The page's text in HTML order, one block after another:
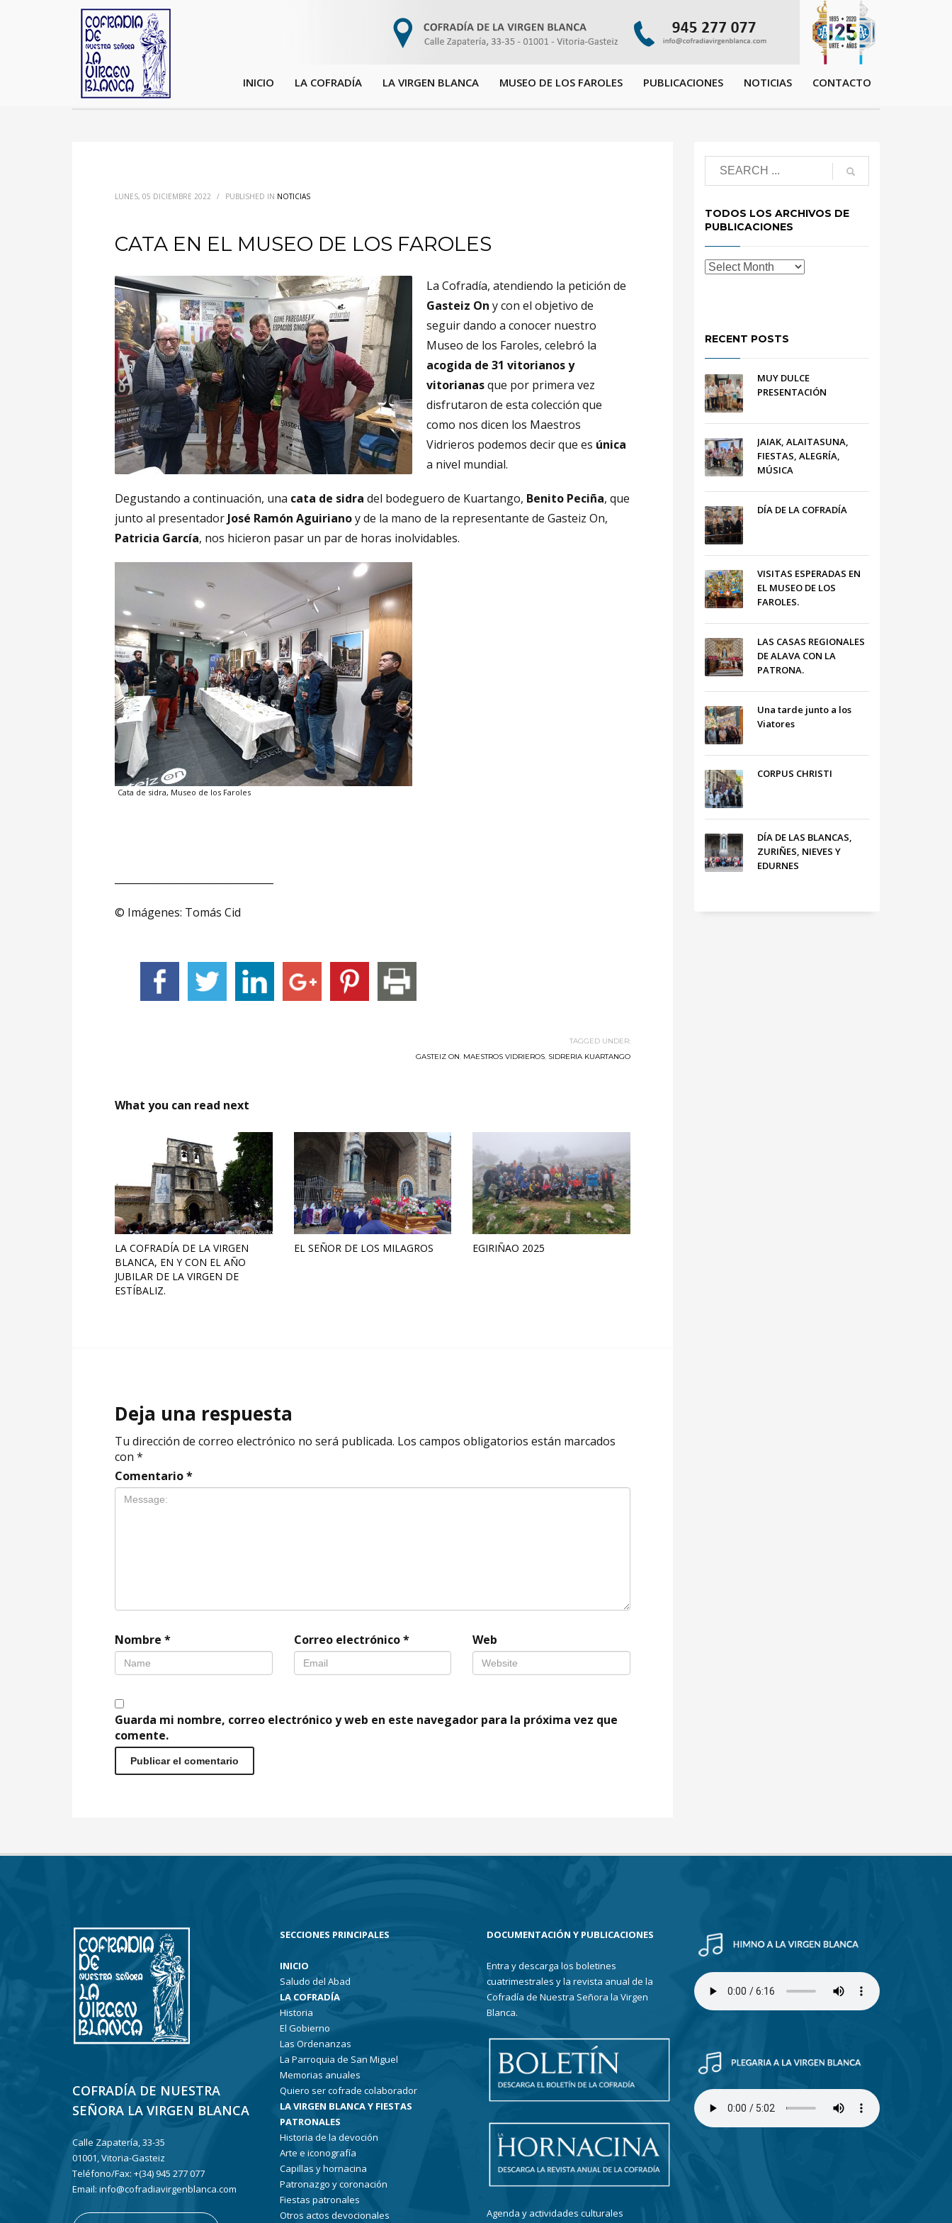
INICIO LA COFRADÍA LA VIRGEN BLANCA MUSEO DE LOS FAROLES PUBLICACIONES NOTICIAS CONTACTO
LUNES, 05 DICIEMBRE 2022 / PUBLISHED IN NOTICIAS
CATA EN EL MUSEO DE LOS FAROLES
La Cofradía, atendiendo la petición de
Gasteiz On y con el objetivo de
seguir dando a conocer nuestro
Museo de los Faroles, celebró la
acogida de 31 vitorianos y
vitorianasque por primera vez
disfrutaron de esta colección que
como nos dicen los Maestros
Vidrieros podemos decir que es única
a nivel mundial.
Degustando a continuación, una cata de sidra del bodeguero de Kuartango, Benito Peciña, que
junto al presentador José Ramón Aguirianoy de la mano de la representante de Gasteiz On,
Patricia García, nos hicieron pasar un par de horas inolvidables.
Cata de sidra, Museo de los Faroles
© Imágenes: Tomás Cid
TAGGED UNDER:
GASTEIZ ON, MAESTROS VIDRIEROS, SIDRERIA KUARTANGO
What you can read next
LA COFRADÍA DE LA VIRGEN
BLANCA, EN Y CON EL AÑO
JUBILAR DE LA VIRGEN DE
ESTÍBALIZ.
EL SEÑOR DE LOS MILAGROS EGIRIÑAO 2025
Deja una respuesta
Tu dirección de correo electrónico no será publicada. Los campos obligatorios están marcados
con *
Comentario*
Nombre * Correo electrónico* Web
Guarda mi nombre, correo electrónico y web en este navegador para la próxima vez que
comente.
TODOS LOS ARCHIVOS DE
PUBLICACIONES
RECENT POSTS
MUY DULCE
PRESENTACIÓN
JAIAK, ALAITASUNA,
FIESTAS, ALEGRÍA,
MÚSICA
DÍA DE LA COFRADÍA
VISITAS ESPERADAS EN
EL MUSEO DE LOS
FAROLES.
LAS CASAS REGIONALES
DE ALAVA CON LA
PATRONA.
Una tarde junto a los
Viatores
CORPUS CHRISTI
DÍA DE LAS BLANCAS,
ZURIÑES, NIEVES Y
EDURNES
COFRADÍA DE NUESTRA
SEÑORA LA VIRGEN BLANCA
Calle Zapatería, 33-35
01001, Vitoria-Gasteiz
Teléfono/Fax: +(34) 945 277 077
Email: info@cofradiavirgenblanca.com
SECCIONES PRINCIPALES
INICIO
Saludo del Abad
LA COFRADÍA
Historia
El Gobierno
Las Ordenanzas
La Parroquia de San Miguel
Memorias anuales
Quiero ser cofrade colaborador
LA VIRGEN BLANCA Y FIESTAS
PATRONALES
Historia de la devoción
Arte e iconografía
Capillas y hornacina
Patronazgo y coronación
Fiestas patronales
Otros actos devocionales
DOCUMENTACIÓN Y PUBLICACIONES
Entra y descarga los boletines
cuatrimestrales y la revista anual de la
Cofradía de Nuestra Señora la Virgen
Blanca.
Agenda y actividades culturales